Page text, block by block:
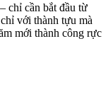
chỉ cần bắt đầu từ
với thành tựu mà
mới thành công rực